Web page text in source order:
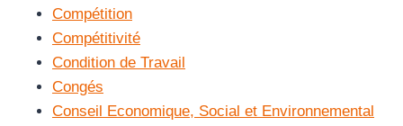
Compétition
Compétitivité
Condition de Travail
Congés
Conseil Economique, Social et Environnemental